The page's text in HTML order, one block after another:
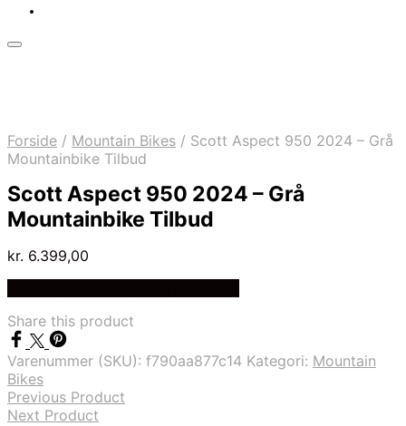
Forside / Mountain Bikes / Scott Aspect 950 2024 – Grå
Mountainbike Tilbud
Scott Aspect 950 2024 – Grå
Mountainbike Tilbud
kr. 6.399,00
Share this product
Varenummer (SKU): f790aa877c14 Kategori: Mountain
Bikes
Previous Product
Next Product